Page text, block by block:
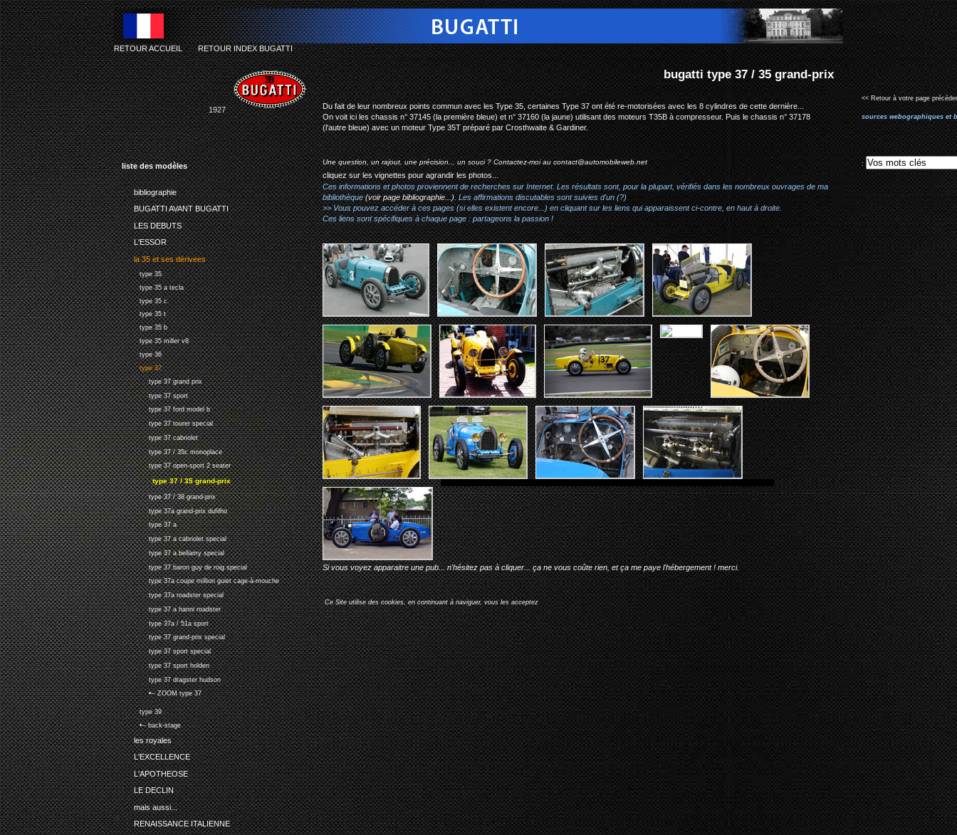
liste des modèles
bibliographie
BUGATTI AVANT BUGATTI
LES DEBUTS
L'ESSOR
la 35 et ses dérivees
type 35
type 35 a tecla
type 35 c
type 35 t
type 35 b
type 35 miller v8
type 36
type 37
type 37 grand prix
type 37 sport
type 37 ford model b
type 37 tourer special
type 37 cabriolet
type 37 / 35c monoplace
type 37 open-sport 2 seater
type 37 / 35 grand-prix
type 37 / 38 grand-prix
type 37a grand-prix dufilho
type 37 a
type 37 a cabriolet special
type 37 a bellamy special
type 37 baron guy de roig special
type 37a coupe million guiet cage-à-mouche
type 37a roadster special
type 37 a hanni roadster
type 37a / 51a sport
type 37 grand-prix special
type 37 sport special
type 37 sport holden
type 37 dragster hudson
•-- ZOOM type 37
type 39
•-- back-stage
les royales
L'EXCELLENCE
L'APOTHEOSE
LE DECLIN
mais aussi...
RENAISSANCE ITALIENNE
bugatti type 37 / 35 grand-prix
RETOUR ACCUEIL-RETOUR INDEX BUGATTI
1927
Du fait de leur nombreux points commun avec les Type 35, certaines Type 37 ont été re-motorisées avec les 8 cylindres de cette dernière...
On voit ici les chassis n° 37145 (la première bleue) et n° 37160 (la jaune) utilisant des moteurs T35B à compresseur. Puis le chassis n° 37178
(l'autre bleue) avec un moteur Type 35T préparé par Crosthwaite & Gardiner.
Une question, un rajout, une précision... un souci ? Contactez-moi aucontact@automobileweb.net
cliquez sur les vignettes pour agrandir les photos...
Ces informations et photos proviennent de recherches sur Internet. Les résultats sont, pour la plupart, vérifiés dans les nombreux ouvrages de ma
bibliothèque(voir page bibliographie...). Les affirmations discutables sont suivies d'un (?)
>> Vous pouvez accéder à ces pages (si elles existent encore...) en cliquant sur les liens qui apparaissent ci-contre, en haut à droite.
Ces liens sont spécifiques à chaque page : partageons la passion !
Si vous voyez apparaitre une pub... n'hésitez pas à cliquer... ça ne vous coûte rien, et ça me paye l'hébergement ! merci.
Ce Site utilise des cookies, en continuant à naviguer, vous les acceptez
<< Retour à votre page
sources webographiques et
: